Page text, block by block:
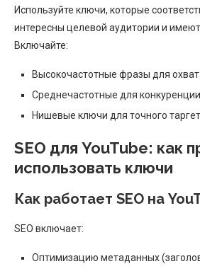
Используйте ключи, которые
интересны целевой аудитории и
Включайте:
Высокочастотные фразы для
Среднечастотные для конкуренции
Нишевые ключи для точного
SEO для YouTube: как
использовать ключи
Как работает SEO на
SEO включает:
Оптимизацию метаданных